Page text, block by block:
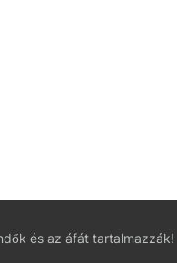
és az áfát tartalmazzák!